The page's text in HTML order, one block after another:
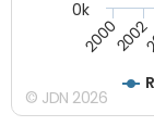
20002002
0k
© JDN 2026